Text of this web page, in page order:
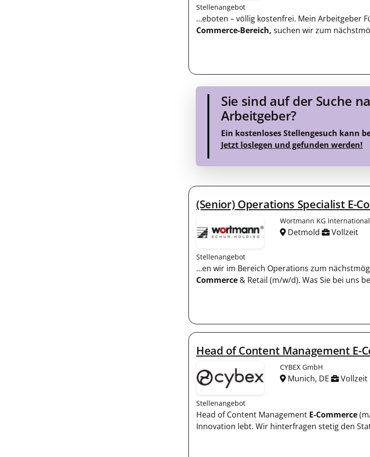
Stellenangebot
...eboten – völlig kostenfrei. Mein Arbeitgeber
Commerce-Bereich, suchen wir zum
Sie sind auf der Suche
Arbeitgeber?
Ein kostenloses Stellengesuch kann
Jetzt loslegen und gefunden werden!
(Senior) Operations Specialist E-
Wortmann KG
Detmold Vollzeit
Stellenangebot
...en wir im Bereich Operations zum
Commerce & Retail (m/w/d). Was Sie bei uns
Head of Content Management E-
CYBEX GmbH
Munich, DE Vollzeit
Stellenangebot
Head of Content Management E-Commerce
Innovation lebt. Wir hinterfragen stetig den